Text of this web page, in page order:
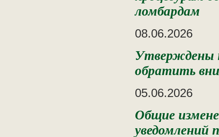
ломбардам
08.06.2026
️Утверждены
обратить
05.06.2026
Общие